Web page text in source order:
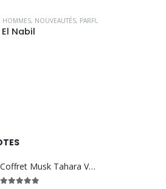
,NOUVEAUTÉS,PARFUMS OCCIDENTAUX
Nabil
Coffret Musk Tahara Vanilla - Gulf Orchid